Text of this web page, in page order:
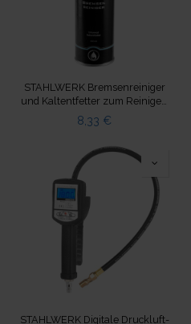
STAHLWERK Bremsenreiniger
und Kaltentfetter zum Reinigen
500 ml
8,33 €
STAHLWERK Digitale Druckluft-